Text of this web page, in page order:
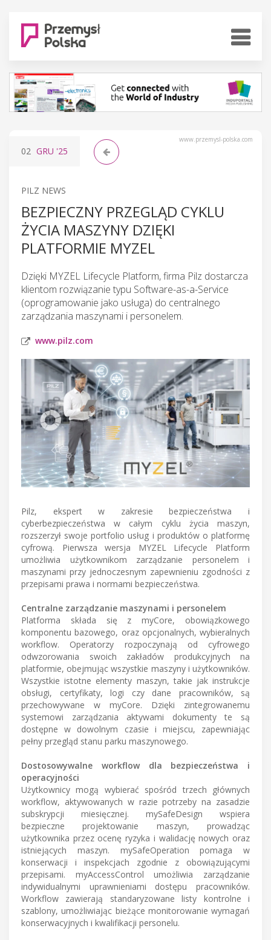
www.przemysl-polska.com
02 GRU '25
PILZ NEWS
BEZPIECZNY PRZEGLĄD CYKLU
ŻYCIA MASZYNY DZIĘKI
PLATFORMIE MYZEL
Dzięki MYZEL Lifecycle Platform, firma Pilz dostarcza
klientom rozwiązanie typu Software-as-a-Service
(oprogramowanie jako usługa) do centralnego
zarządzania maszynami i personelem.
www.pilz.com
Pilz, ekspert w zakresie bezpieczeństwa i
cyberbezpieczeństwa w całym cyklu życia maszyn,
rozszerzył swoje portfolio usług i produktów o platformę
cyfrową. Pierwsza wersja MYZEL Lifecycle Platform
umożliwia użytkownikom zarządzanie personelem i
maszynami przy jednoczesnym zapewnieniu zgodności z
przepisami prawa i normami bezpieczeństwa.
Centralne zarządzanie maszynami i personelem
Platforma składa się z myCore, obowiązkowego
komponentu bazowego, oraz opcjonalnych, wybieralnych
workflow. Operatorzy rozpoczynają od cyfrowego
odwzorowania swoich zakładów produkcyjnych na
platformie, obejmując wszystkie maszyny i użytkowników.
Wszystkie istotne elementy maszyn, takie jak instrukcje
obsługi, certyfikaty, logi czy dane pracowników, są
przechowywane w myCore. Dzięki zintegrowanemu
systemowi zarządzania aktywami dokumenty te są
dostępne w dowolnym czasie i miejscu, zapewniając
pełny przegląd stanu parku maszynowego.
Dostosowywalne workflow dla bezpieczeństwa i
operacyjności
Użytkownicy mogą wybierać spośród trzech głównych
workflow, aktywowanych w razie potrzeby na zasadzie
subskrypcji miesięcznej. mySafeDesign wspiera
bezpieczne projektowanie maszyn, prowadząc
użytkownika przez ocenę ryzyka i walidację nowych oraz
istniejących maszyn. mySafeOperation pomaga w
konserwacji i inspekcjach zgodnie z obowiązującymi
przepisami. myAccessControl umożliwia zarządzanie
indywidualnymi uprawnieniami dostępu pracowników.
Workflow zawierają standaryzowane listy kontrolne i
szablony, umożliwiając bieżące monitorowanie wymagań
konserwacyjnych i kwalifikacji personelu.